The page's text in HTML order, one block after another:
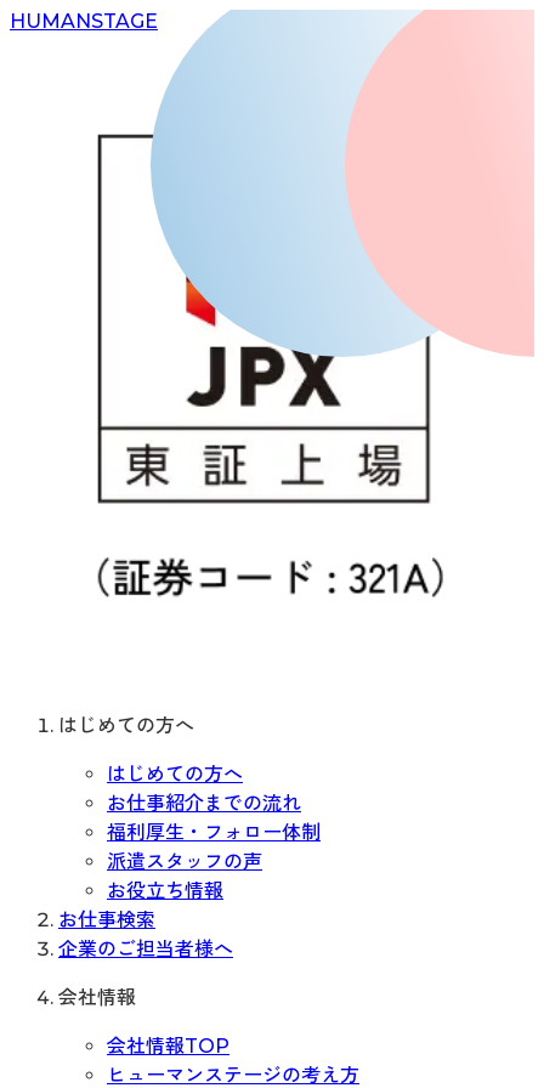
HUMANSTAGE
はじめての方へ
はじめての方へ
お仕事紹介までの流れ
福利厚生・フォロー体制
派遣スタッフの声
お役立ち情報
お仕事検索
企業のご担当者様へ
会社情報
会社情報TOP
ヒューマンステージの考え方